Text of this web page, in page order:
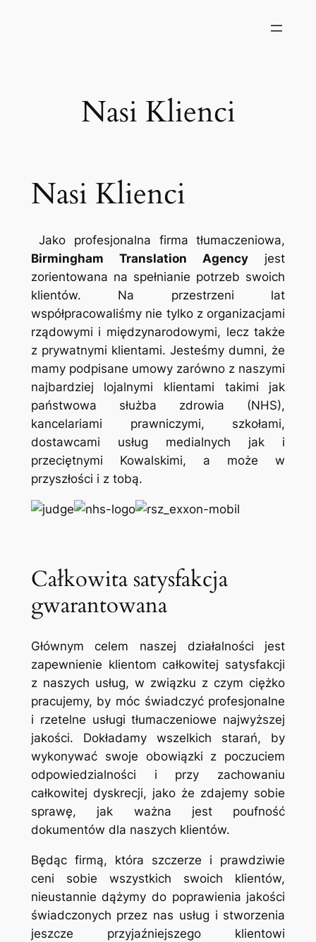
Nasi Klienci
Nasi Klienci
Jako profesjonalna firma tłumaczeniowa,
Birmingham Translation Agency jest
zorientowana na spełnianie potrzeb swoich
klientów. Na przestrzeni lat
współpracowaliśmy nie tylko z organizacjami
rządowymi i międzynarodowymi, lecz także
z prywatnymi klientami. Jesteśmy dumni, że
mamy podpisane umowy zarówno z naszymi
najbardziej lojalnymi klientami takimi jak
państwowa służba zdrowia (NHS),
kancelariami prawniczymi, szkołami,
dostawcami usług medialnych jak i
przeciętnymi Kowalskimi, a może w
przyszłości i z tobą.
Całkowita satysfakcja
gwarantowana
Głównym celem naszej działalności jest
zapewnienie klientom całkowitej satysfakcji
z naszych usług, w związku z czym ciężko
pracujemy, by móc świadczyć profesjonalne
i rzetelne usługi tłumaczeniowe najwyższej
jakości. Dokładamy wszelkich starań, by
wykonywać swoje obowiązki z poczuciem
odpowiedzialności i przy zachowaniu
całkowitej dyskrecji, jako że zdajemy sobie
sprawę, jak ważna jest poufność
dokumentów dla naszych klientów.
Będąc firmą, która szczerze i prawdziwie
ceni sobie wszystkich swoich klientów,
nieustannie dążymy do poprawienia jakości
świadczonych przez nas usług i stworzenia
jeszcze przyjaźniejszego klientowi